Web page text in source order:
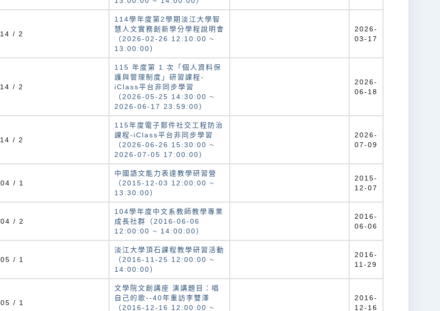
/ 2
114學年度第2學期淡江大學智
慧人文實務創新學分學程說明會
（2026-02-26 12:10:00 ~
13:00:00）
2026-
03-17
/ 2
115 年度第 1 次「個人資料保
護與管理制度」研習課程-
iClass平台非同步學習
（2026-05-25 14:30:00 ~
2026-06-17 23:59:00）
2026-
06-18
/ 2
115年度電子郵件社交工程防治
課程-iClass平台非同步學習
（2026-06-26 15:30:00 ~
2026-07-05 17:00:00）
2026-
07-09
/ 1
中國語文能力表達教學研習營
（2015-12-03 12:00:00 ~
13:30:00）
2015-
12-07
/ 2
104學年度中文系教師教學專業
成長社群（2016-06-06
12:00:00 ~ 14:00:00）
2016-
06-06
/ 1
淡江大學頂石課程教學研習活動
（2016-11-25 12:00:00 ~
14:00:00）
2016-
11-29
/ 1
文學院文創講座 演講題目：唱
自己的歌--40年重訪李雙澤
（2016-12-16 12:00:00 ~
2016-
12-16